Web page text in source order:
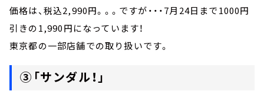
価格は、税込2,990円。。。ですが・・・7月24日まで1000円
引きの1,990円になっています！
東京都の一部店舗での取り扱いです。
③「サンダル！」